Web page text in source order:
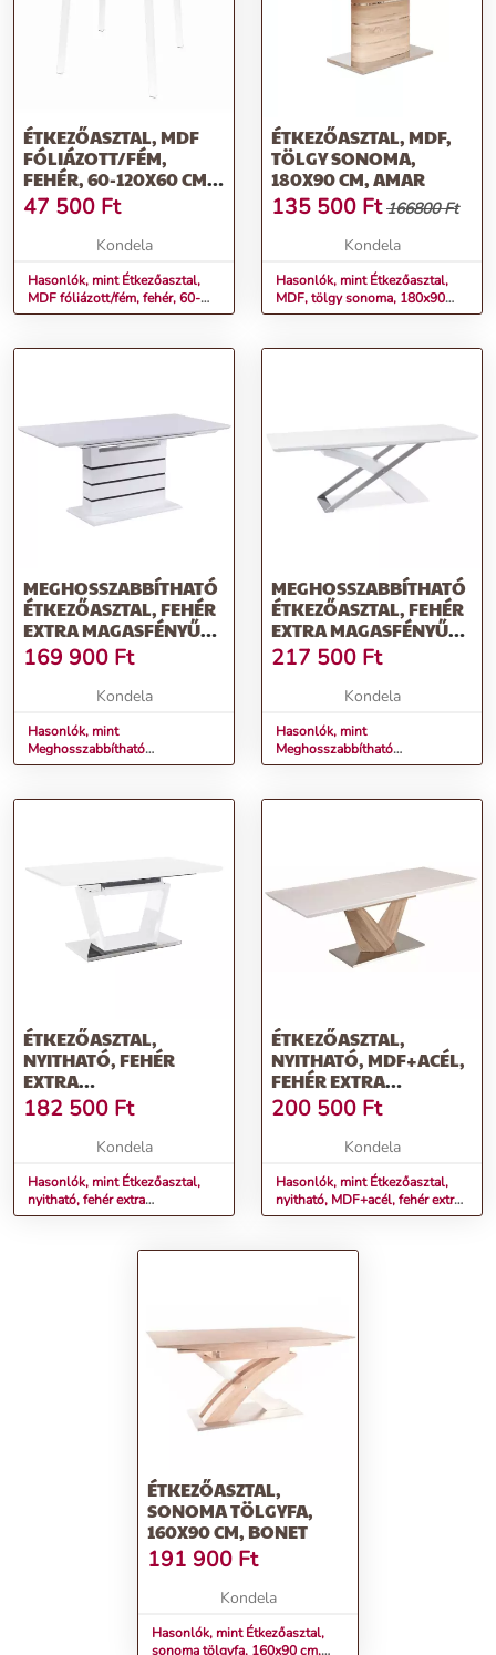
ÉTKEZŐASZTAL, MDF
FÓLIÁZOTT/FÉM,
FEHÉR, 60-120X60 CM,
MAURO
47 500 Ft
Kondela
Hasonlók, mint Étkezőasztal,
MDF fóliázott/fém, fehér, 60-
120x60 cm, MAURO
ÉTKEZŐASZTAL, MDF,
TÖLGY SONOMA,
180X90 CM, AMAR
135 500 Ft 166800 Ft
Kondela
Hasonlók, mint Étkezőasztal,
MDF, tölgy sonoma, 180x90
cm, AMAR
MEGHOSSZABBÍTHATÓ
ÉTKEZŐASZTAL, FEHÉR
EXTRA MAGASFÉNYŰ
HG, 140-180X90 CM,
MEDAN
169 900 Ft
Kondela
Hasonlók, mint
Meghosszabbítható
étkezőasztal, fehér extra
cm, MEDAN
MEGHOSSZABBÍTHATÓ
ÉTKEZŐASZTAL, FEHÉR
EXTRA MAGASFÉNYŰ
HG/FÉM, 160-220X90
CM, KROS
217 500 Ft
Kondela
Hasonlók, mint
Meghosszabbítható
étkezőasztal, fehér extra
220x90 cm, KROS
ÉTKEZŐASZTAL,
NYITHATÓ, FEHÉR
EXTRA
MAGASFÉNYŰ/ACÉL,
160-220X90 CM, PERAK
182 500 Ft
Kondela
Hasonlók, mint Étkezőasztal,
nyitható, fehér extra
magasfényű/acél, 160-220x90
ÉTKEZŐASZTAL,
NYITHATÓ, MDF+ACÉL,
FEHÉR EXTRA
HG/TÖLGY SONOMA,
160X90 CM, DURMAN
200 500 Ft
Kondela
Hasonlók, mint Étkezőasztal,
nyitható, MDF+acél, fehér extra
HG/tölgy sonoma, 160x90 cm,
ÉTKEZŐASZTAL,
SONOMA TÖLGYFA,
160X90 CM, BONET
191 900 Ft
Kondela
Hasonlók, mint Étkezőasztal,
sonoma tölgyfa, 160x90 cm,